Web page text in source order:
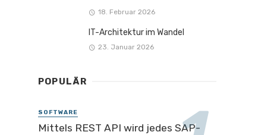
18. Februar 2026
IT-Architektur im Wandel
23. Januar 2026
POPULÄR
SOFTWARE
Mittels REST API wird jedes SAP-